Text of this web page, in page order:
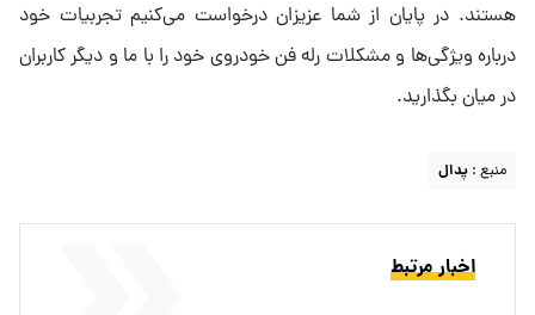
هستند. در پایان از شما عزیزان درخواست می‌کنیم تجربیات خود
درباره ویژگی‌ها و مشکلات رله فن خودروی خود را با ما و دیگر کاربران
در میان بگذارید.
منبع : پدال
اخبار مرتبط